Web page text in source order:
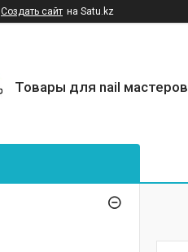
Создать сайт на Satu.kz
Товары для nail мастеров